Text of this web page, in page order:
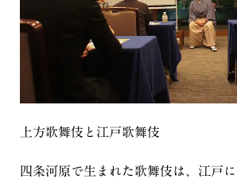
上方歌舞伎と江戸歌舞伎
四条河原で生まれた歌舞伎は、江戸